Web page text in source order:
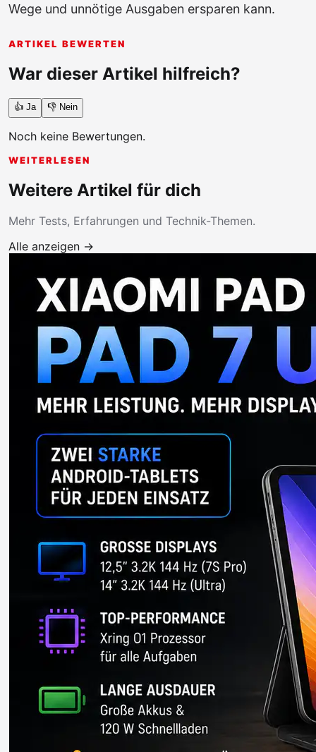
Wege und unnötige Ausgaben ersparen kann.
ARTIKEL BEWERTEN
War dieser Artikel hilfreich?
👍 Ja 👎 Nein
Noch keine Bewertungen.
WEITERLESEN
Weitere Artikel für dich
Mehr Tests, Erfahrungen und Technik-Themen.
Alle anzeigen →